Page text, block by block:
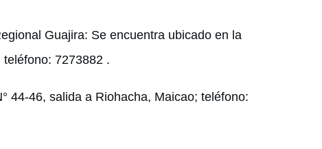
Guajira: Se encuentra ubicado en la
7273882 .
44-46, salida a Riohacha, Maicao; teléfono: